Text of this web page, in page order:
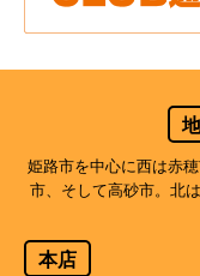
姫路市を中心に西は赤
市、そして高砂市。北
本店